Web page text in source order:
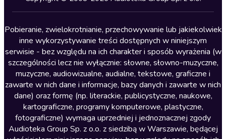
Lektury szkolne
Literatura anglojęzyczna
Literatura faktu
Literatura obyczajowa
Literatura piękna obca
Literatura piękna polska
Nagrania relaksacyjne
Nauka języków
Pobieranie, zwielokrotnianie, przechowywanie lub jakiekolwiek
inne wykorzystywanie treści dostępnych w niniejszym
serwisie - bez względu na ich charakter i sposób wyrażenia (w
szczególności lecz nie wyłącznie: słowne, słowno-muzyczne,
muzyczne, audiowizualne, audialne, tekstowe, graficzne i
zawarte w nich dane i informacje, bazy danych i zawarte w nich
dane) oraz formę (np. literackie, publicystyczne, naukowe,
kartograficzne, programy komputerowe, plastyczne,
fotograficzne) wymaga uprzedniej i jednoznacznej zgody
Audioteka Group Sp. z o.o. z siedzibą w Warszawie, będącej